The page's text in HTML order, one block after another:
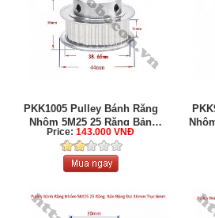
PKK1005 Pulley Bánh Răng
Nhôm 5M25 25 Răng Bản
Rộng ...
Price:143.000 VNĐ